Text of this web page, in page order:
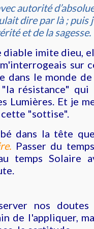
autorité
dire par là ; puis
et de la
diable imite dieu,
sur
dans le monde
résistance"
Lumières. Et je
"sottise".
dans la tête
Passer du
temps Solaire
nos doutes
de l'appliquer,